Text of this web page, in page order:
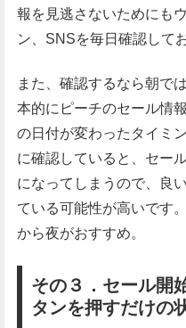
報を見逃さないためにも
ン、SNSを毎日確認して
また、確認するなら朝で
本的にピーチのセール情
の日付が変わったタイミ
に確認していると、セー
になってしまうので、良
ている可能性が高いです
から夜がおすすめ。
その３．セール開
タンを押すだけの